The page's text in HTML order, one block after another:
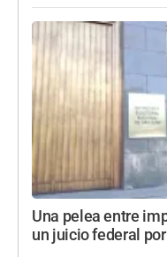
Una pelea entre
un juicio federal